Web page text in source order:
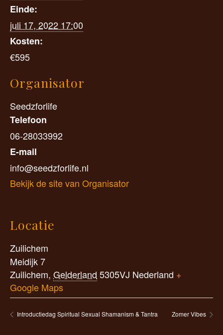
Einde:
juli 17, 2022 17:00
Kosten:
€595
Organisator
Seedzforlife
Telefoon
06-28033992
E-mail
info@seedzforlife.nl
Bekijk de site van Organisator
Locatie
Zuilichem
Meidijk 7
Zuilichem, Gelderland 5305VJ Nederland +
Google Maps
Introductiedag Spiritual Sexual Shamanism & Tantra Zomer Vibes